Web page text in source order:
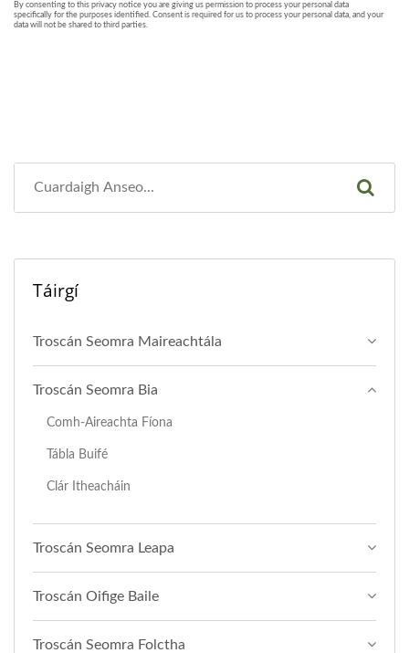
Táirgí
Troscán Seomra Maireachtála
Troscán Seomra Bia
Comh-Aireachta Fíona
Tábla Buifé
Clár Itheacháin
Troscán Seomra Leapa
Troscán Oifige Baile
Troscán Seomra Folctha